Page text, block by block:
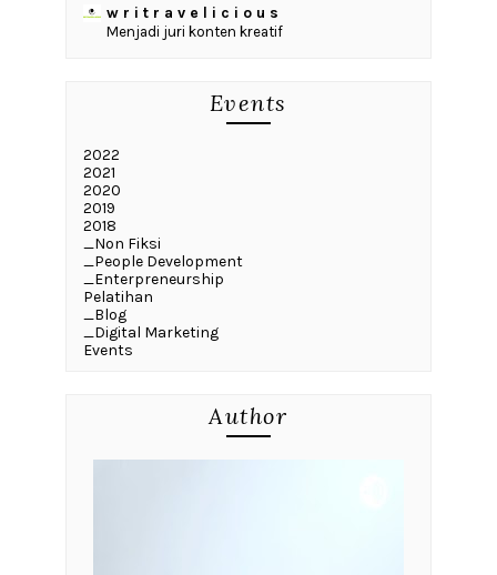
w r i t r a v e l i c i o u s
Menjadi juri konten kreatif
Events
2022
2021
2020
2019
2018
_Non Fiksi
_People Development
_Enterpreneurship
Pelatihan
_Blog
_Digital Marketing
Events
Author